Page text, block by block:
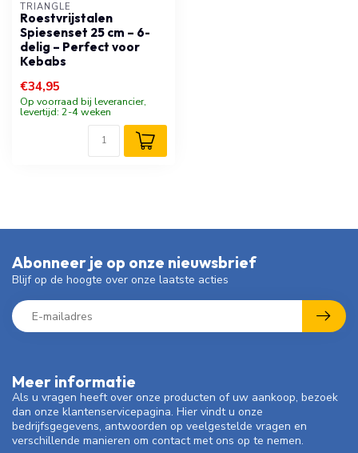
TRIANGLE
Roestvrijstalen
Spiesenset 25 cm – 6-
delig – Perfect voor
Kebabs
€34,95
Op voorraad bij leverancier,
levertijd: 2-4 weken
Meer informatie
Als u vragen heeft over onze producten of uw aankoop, bezoek
dan onze klantenservicepagina. Hier vindt u onze
bedrijfsgegevens, antwoorden op veelgestelde vragen en
verschillende manieren om contact met ons op te nemen.
Abonneer je op onze nieuwsbrief
Blijf op de hoogte over onze laatste acties